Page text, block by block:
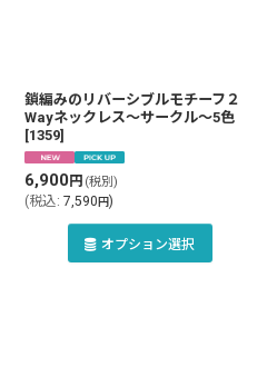
鎖編みのリバーシブルモチーフ２
Wayネックレス〜サークル〜5色
[1359]
6,900円 (税別)
(税込: 7,590円)
オプション選択